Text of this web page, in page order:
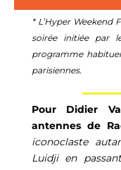
* L’Hyper Weekend
soirée initiée par
programme
parisiennes.
Pour Didier
antennes de
iconoclaste
Luidji en